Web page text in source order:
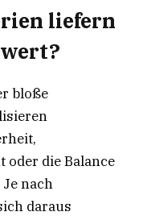
liefern
bloße
oder die Balance
nach
daraus